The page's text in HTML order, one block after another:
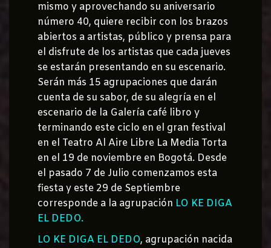
mismo y aprovechando su aniversario
número 40, quiere recibir con los brazos
abiertos a artistas, público y prensa para
el disfrute de los artistas que cada jueves
se estarán presentando en su escenario.
Serán más 15 agrupaciones que darán
cuenta de su sabor, de su alegría en el
escenario de la Galería café libro y
terminando este ciclo en el gran festival
en el Teatro Al Aire Libre La Media Torta
en el 19 de noviembre en Bogotá. Desde
el pasado 7 de Julio comenzamos esta
fiesta y este 29 de Septiembre
corresponde a la agrupación LO KE DIGA
EL DEDO.
LO KE DIGA EL DEDO, agrupación nacida